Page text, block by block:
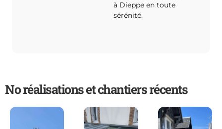
à Dieppe en toute
sérénité.
No réalisations et chantiers récents